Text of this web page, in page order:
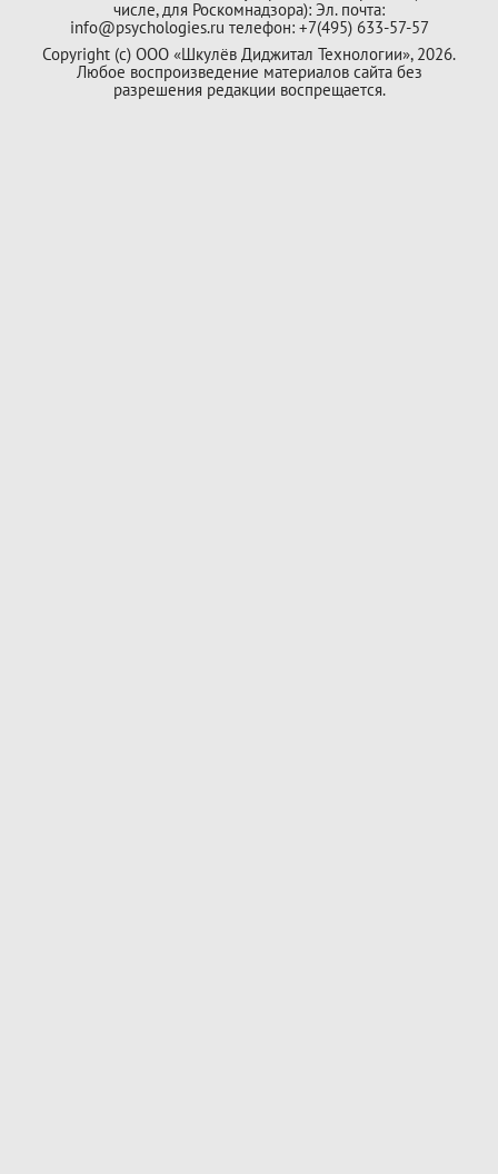
числе, для Роскомнадзора): Эл. почта:
info@psychologies.ru телефон: +7(495) 633-57-57
Copyright (с) ООО «Шкулёв Диджитал Технологии», 2026.
Любое воспроизведение материалов сайта без
разрешения редакции воспрещается.